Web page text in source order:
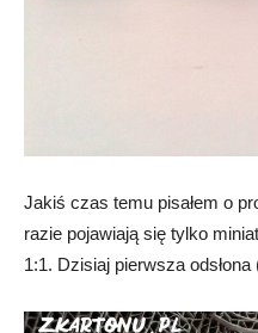
Jakiś czas temu pisałem o
razie pojawiają się tylko
1:1. Dzisiaj pierwsza